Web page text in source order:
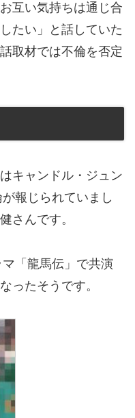
互い気持ちは通じ合
たい」と話していた
取材では不倫を否定
キャンドル・ジュン
報じられていまし
さんです。
「龍馬伝」で共演
ったそうです。